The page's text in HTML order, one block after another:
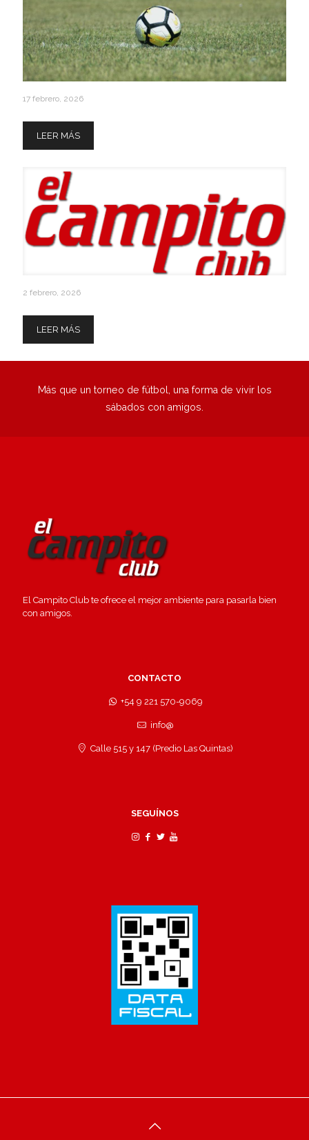
17 febrero, 2026
LEER MÁS
2 febrero, 2026
LEER MÁS
Más que un torneo de fútbol, una forma de vivir los
sábados con amigos.
El Campito Club te ofrece el mejor ambiente para pasarla bien
con amigos.
CONTACTO
+54 9 221 570-9069
info@
Calle 515 y 147 (Predio Las Quintas)
SEGUÍNOS